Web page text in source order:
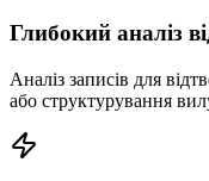
Глибокий аналіз
Аналіз записів для
або структурування